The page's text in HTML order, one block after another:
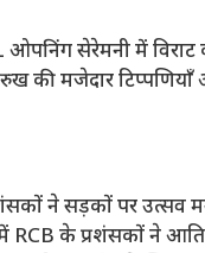
सेरेमनी में
की मजेदार
ने सड़कों पर उत्सव
के प्रशंसकों ने